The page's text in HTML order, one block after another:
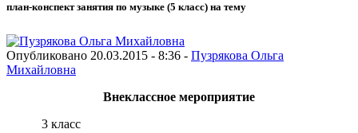
план-конспект занятия по музыке (5 класс) на тему
Опубликовано 20.03.2015 - 8:36 - Пузрякова Ольга
Михайловна
Внеклассное мероприятие
3 класс